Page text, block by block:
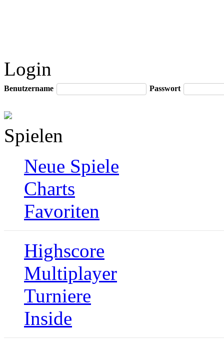
Login
Benutzername Passwort
Spielen
Neue Spiele
Charts
Favoriten
Highscore
Multiplayer
Turniere
Inside